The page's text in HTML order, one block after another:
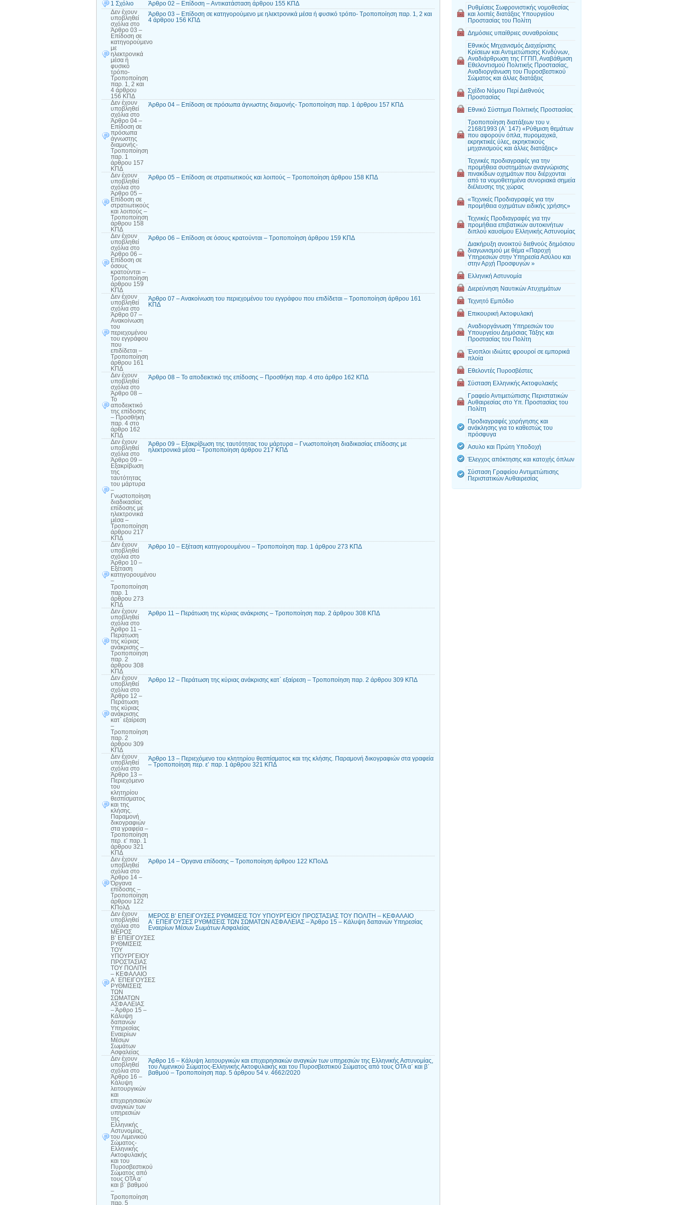
1 Σχόλιο
Άρθρο 02 – Επίδοση – Αντικατάσταση άρθρου 155 ΚΠΔ
Δεν έχουν
υποβληθεί
σχόλια στο
Άρθρο 03 –
Επίδοση σε
κατηγορούμενο
με
ηλεκτρονικά
μέσα ή
φυσικό
τρόπο-
Τροποποίηση
παρ. 1, 2 και
4 άρθρου
156 ΚΠΔ
Άρθρο 03 – Επίδοση σε κατηγορούμενο με ηλεκτρονικά μέσα ή φυσικό τρόπο- Τροποποίηση παρ. 1, 2 και
4 άρθρου 156 ΚΠΔ
Δεν έχουν
υποβληθεί
σχόλια στο
Άρθρο 04 –
Επίδοση σε
πρόσωπα
άγνωστης
διαμονής-
Τροποποίηση
παρ. 1
άρθρου 157
ΚΠΔ
Άρθρο 04 – Επίδοση σε πρόσωπα άγνωστης διαμονής- Τροποποίηση παρ. 1 άρθρου 157 ΚΠΔ
Δεν έχουν
υποβληθεί
σχόλια στο
Άρθρο 05 –
Επίδοση σε
στρατιωτικούς
και λοιπούς –
Τροποποίηση
άρθρου 158
ΚΠΔ
Άρθρο 05 – Επίδοση σε στρατιωτικούς και λοιπούς – Τροποποίηση άρθρου 158 ΚΠΔ
Δεν έχουν
υποβληθεί
σχόλια στο
Άρθρο 06 –
Επίδοση σε
όσους
κρατούνται –
Τροποποίηση
άρθρου 159
ΚΠΔ
Άρθρο 06 – Επίδοση σε όσους κρατούνται – Τροποποίηση άρθρου 159 ΚΠΔ
Δεν έχουν
υποβληθεί
σχόλια στο
Άρθρο 07 –
Ανακοίνωση
του
περιεχομένου
του εγγράφου
που
επιδίδεται –
Τροποποίηση
άρθρου 161
ΚΠΔ
Άρθρο 07 – Ανακοίνωση του περιεχομένου του εγγράφου που επιδίδεται – Τροποποίηση άρθρου 161
ΚΠΔ
Δεν έχουν
υποβληθεί
σχόλια στο
Άρθρο 08 –
Το
αποδεικτικό
της επίδοσης
– Προσθήκη
παρ. 4 στο
άρθρο 162
ΚΠΔ
Άρθρο 08 – Το αποδεικτικό της επίδοσης – Προσθήκη παρ. 4 στο άρθρο 162 ΚΠΔ
Δεν έχουν
υποβληθεί
σχόλια στο
Άρθρο 09 –
Εξακρίβωση
της
ταυτότητας
του μάρτυρα
–
Γνωστοποίηση
διαδικασίας
επίδοσης με
ηλεκτρονικά
μέσα –
Τροποποίηση
άρθρου 217
ΚΠΔ
Άρθρο 09 – Εξακρίβωση της ταυτότητας του μάρτυρα – Γνωστοποίηση διαδικασίας επίδοσης με
ηλεκτρονικά μέσα – Τροποποίηση άρθρου 217 ΚΠΔ
Δεν έχουν
υποβληθεί
σχόλια στο
Άρθρο 10 –
Εξέταση
κατηγορουμένου
–
Τροποποίηση
παρ. 1
άρθρου 273
ΚΠΔ
Άρθρο 10 – Εξέταση κατηγορουμένου – Τροποποίηση παρ. 1 άρθρου 273 ΚΠΔ
Δεν έχουν
υποβληθεί
σχόλια στο
Άρθρο 11 –
Περάτωση
της κύριας
ανάκρισης –
Τροποποίηση
παρ. 2
άρθρου 308
ΚΠΔ
Άρθρο 11 – Περάτωση της κύριας ανάκρισης – Τροποποίηση παρ. 2 άρθρου 308 ΚΠΔ
Δεν έχουν
υποβληθεί
σχόλια στο
Άρθρο 12 –
Περάτωση
της κύριας
ανάκρισης
κατ` εξαίρεση
–
Τροποποίηση
παρ. 2
άρθρου 309
ΚΠΔ
Άρθρο 12 – Περάτωση της κύριας ανάκρισης κατ` εξαίρεση – Τροποποίηση παρ. 2 άρθρου 309 ΚΠΔ
Δεν έχουν
υποβληθεί
σχόλια στο
Άρθρο 13 –
Περιεχόμενο
του
κλητηρίου
θεσπίσματος
και της
κλήσης.
Παραμονή
δικογραφιών
στα γραφεία –
Τροποποίηση
περ. ε’ παρ. 1
άρθρου 321
ΚΠΔ
Άρθρο 13 – Περιεχόμενο του κλητηρίου θεσπίσματος και της κλήσης. Παραμονή δικογραφιών στα γραφεία
– Τροποποίηση περ. ε’ παρ. 1 άρθρου 321 ΚΠΔ
Δεν έχουν
υποβληθεί
σχόλια στο
Άρθρο 14 –
Όργανα
επίδοσης –
Τροποποίηση
άρθρου 122
ΚΠολΔ
Άρθρο 14 – Όργανα επίδοσης – Τροποποίηση άρθρου 122 ΚΠολΔ
Δεν έχουν
υποβληθεί
σχόλια στο
ΜΕΡΟΣ
Β’ ΕΠΕΙΓΟΥΣΕΣ
ΡΥΘΜΙΣΕΙΣ
ΤΟΥ
ΥΠΟΥΡΓΕΙΟΥ
ΠΡΟΣΤΑΣΙΑΣ
ΤΟΥ ΠΟΛΙΤΗ
– ΚΕΦΑΛΑΙΟ
Α΄ ΕΠΕΙΓΟΥΣΕΣ
ΡΥΘΜΙΣΕΙΣ
ΤΩΝ
ΣΩΜΑΤΩΝ
ΑΣΦΑΛΕΙΑΣ
– Άρθρο 15 –
Κάλυψη
δαπανών
Υπηρεσίας
Εναερίων
Μέσων
Σωμάτων
Ασφαλείας
ΜΕΡΟΣ Β’ ΕΠΕΙΓΟΥΣΕΣ ΡΥΘΜΙΣΕΙΣ ΤΟΥ ΥΠΟΥΡΓΕΙΟΥ ΠΡΟΣΤΑΣΙΑΣ ΤΟΥ ΠΟΛΙΤΗ – ΚΕΦΑΛΑΙΟ
Α΄ ΕΠΕΙΓΟΥΣΕΣ ΡΥΘΜΙΣΕΙΣ ΤΩΝ ΣΩΜΑΤΩΝ ΑΣΦΑΛΕΙΑΣ – Άρθρο 15 – Κάλυψη δαπανών Υπηρεσίας
Εναερίων Μέσων Σωμάτων Ασφαλείας
Δεν έχουν
υποβληθεί
σχόλια στο
Άρθρο 16 –
Κάλυψη
λειτουργικών
και
επιχειρησιακών
αναγκών των
υπηρεσιών
της
Ελληνικής
Αστυνομίας,
του Λιμενικού
Σώματος-
Ελληνικής
Ακτοφυλακής
και του
Πυροσβεστικού
Σώματος από
τους ΟΤΑ α΄
και β΄ βαθμού
–
Τροποποίηση
παρ. 5
Άρθρο 16 – Κάλυψη λειτουργικών και επιχειρησιακών αναγκών των υπηρεσιών της Ελληνικής Αστυνομίας,
του Λιμενικού Σώματος-Ελληνικής Ακτοφυλακής και του Πυροσβεστικού Σώματος από τους ΟΤΑ α΄ και β΄
βαθμού – Τροποποίηση παρ. 5 άρθρου 54 ν. 4662/2020
Ρυθμίσεις Σωφρονιστικής νομοθεσίας
και λοιπές διατάξεις Υπουργείου
Προστασίας του Πολίτη
Δημόσιες υπαίθριες συναθροίσεις
Εθνικός Μηχανισμός Διαχείρισης
Κρίσεων και Αντιμετώπισης Κινδύνων,
Αναδιάρθρωση της ΓΓΠΠ, Αναβάθμιση
Εθελοντισμού Πολιτικής Προστασίας,
Αναδιοργάνωση του Πυροσβεστικού
Σώματος και άλλες διατάξεις
Σχέδιο Νόμου Περί Διεθνούς
Προστασίας
Εθνικό Σύστημα Πολιτικής Προστασίας
Τροποποίηση διατάξεων του ν.
2168/1993 (Α΄ 147) «Ρύθμιση θεμάτων
που αφορούν όπλα, πυρομαχικά,
εκρηκτικές ύλες, εκρηκτικούς
μηχανισμούς και άλλες διατάξεις»
Τεχνικές προδιαγραφές για την
προμήθεια συστημάτων αναγνώρισης
πινακίδων οχημάτων που διέρχονται
από τα νομοθετημένα συνοριακά σημεία
διέλευσης της χώρας
«Τεχνικές Προδιαγραφές για την
προμήθεια οχημάτων ειδικής χρήσης»
Τεχνικές Προδιαγραφές για την
προμήθεια επιβατικών αυτοκινήτων
διπλού καυσίμου Ελληνικής Αστυνομίας
Διακήρυξη ανοικτού διεθνούς δημόσιου
διαγωνισμού με θέμα «Παροχή
Υπηρεσιών στην Υπηρεσία Ασύλου και
στην Αρχή Προσφυγών »
Ελληνική Αστυνομία
Διερεύνηση Ναυτικών Ατυχημάτων
Τεχνητό Εμπόδιο
Επικουρική Ακτοφυλακή
Αναδιοργάνωση Υπηρεσιών του
Υπουργείου Δημόσιας Τάξης και
Προστασίας του Πολίτη
Ένοπλοι ιδιώτες φρουροί σε εμπορικά
πλοία
Εθελοντές Πυροσβέστες
Σύσταση Ελληνικής Ακτοφυλακής
Γραφείο Αντιμετώπισης Περιστατικών
Αυθαιρεσίας στο Υπ. Προστασίας του
Πολίτη
Προδιαγραφές χορήγησης και
ανάκλησης για το καθεστώς του
πρόσφυγα
Aσυλο και Πρώτη Υποδοχή
Έλεγχος απόκτησης και κατοχής όπλων
Σύσταση Γραφείου Αντιμετώπισης
Περιστατικών Αυθαιρεσίας